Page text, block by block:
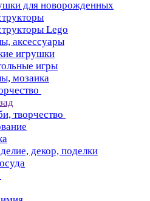
для новорожденных
Lego
аксессуары
игрушки
игры
мозаика
творчество
декор, поделки